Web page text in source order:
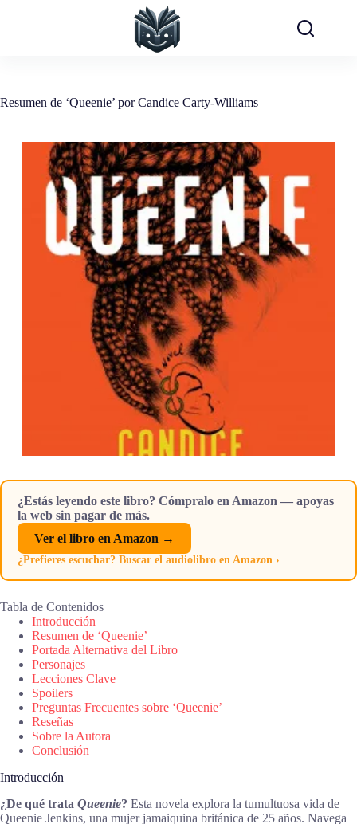
Resumen de ‘Queenie’ por Candice Carty-Williams
¿Estás leyendo este libro? Cómpralo en Amazon — apoyas
la web sin pagar de más.
Ver el libro en Amazon →
¿Prefieres escuchar? Buscar el audiolibro en Amazon ›
Tabla de Contenidos
Introducción
Resumen de ‘Queenie’
Portada Alternativa del Libro
Personajes
Lecciones Clave
Spoilers
Preguntas Frecuentes sobre ‘Queenie’
Reseñas
Sobre la Autora
Conclusión
Introducción
¿De qué trata Queenie? Esta novela explora la tumultuosa vida de
Queenie Jenkins, una mujer jamaiquina británica de 25 años. Navega